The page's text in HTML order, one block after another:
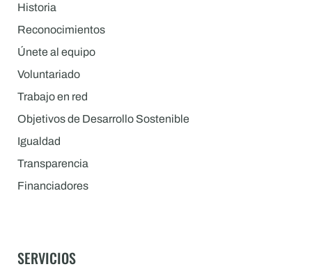
Historia
Reconocimientos
Únete al equipo
Voluntariado
Trabajo en red
Objetivos de Desarrollo Sostenible
Igualdad
Transparencia
Financiadores
SERVICIOS